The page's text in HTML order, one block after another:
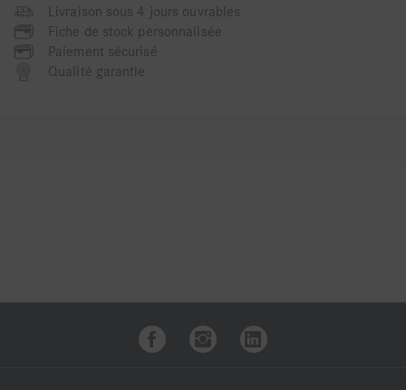
Livraison sous 4 jours ouvrables
Fiche de stock personnalisée
Paiement sécurisé
Qualité garantie